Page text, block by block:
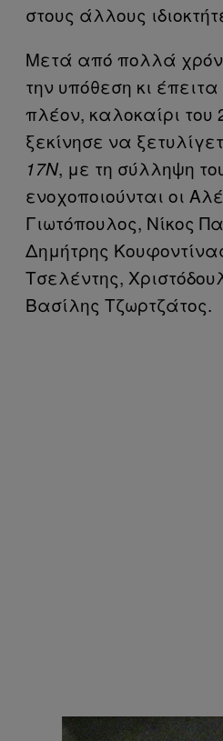
στους άλλους
Μετά από πολλά
την υπόθεση κι
πλέον, καλοκαίρι του
ξεκίνησε να
17Ν, με τη σύλληψη
ενοχοποιούνται οι
Γιωτόπουλος, Νίκος
Δημήτρης
Τσελέντης,
Βασίλης Τζωρτζάτος.